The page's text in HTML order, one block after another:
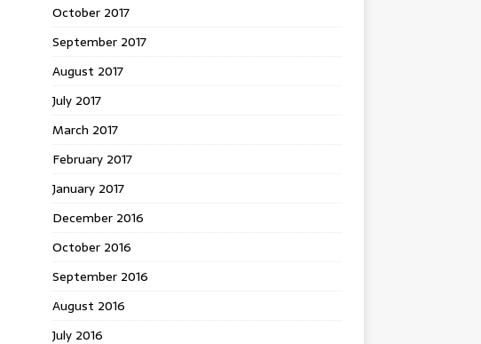
October 2017
September 2017
August 2017
July 2017
March 2017
February 2017
January 2017
December 2016
October 2016
September 2016
August 2016
July 2016